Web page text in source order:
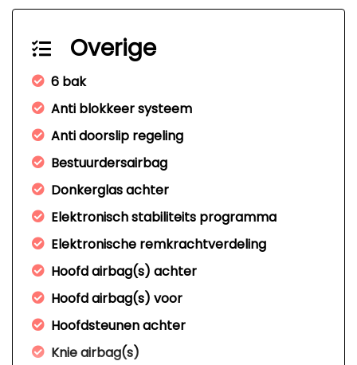
Overige
6 bak
Anti blokkeer systeem
Anti doorslip regeling
Bestuurdersairbag
Donkerglas achter
Elektronisch stabiliteits programma
Elektronische remkrachtverdeling
Hoofd airbag(s) achter
Hoofd airbag(s) voor
Hoofdsteunen achter
Knie airbag(s)